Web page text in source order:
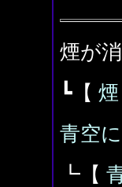
煙が
┗【 煙
青空
┗【